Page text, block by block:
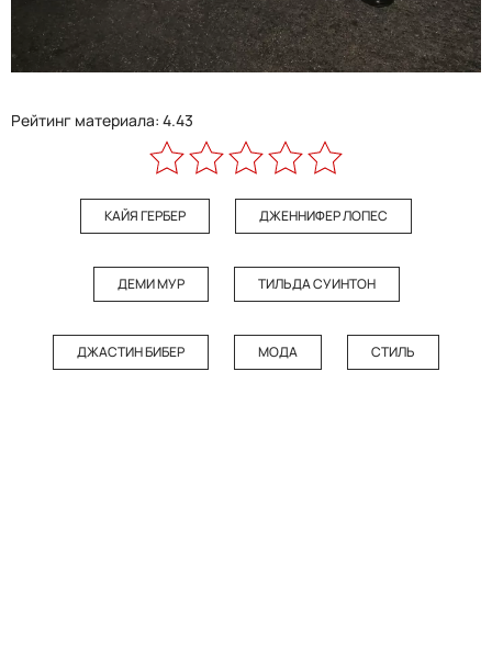
Рейтинг материала: 4.43
КАЙЯ ГЕРБЕР ДЖЕННИФЕР ЛОПЕС
ДЕМИ МУР ТИЛЬДА СУИНТОН
ДЖАСТИН БИБЕР МОДА СТИЛЬ